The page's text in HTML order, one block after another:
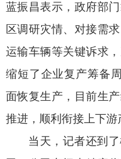
蓝振昌表示，政府部
区调研灾情、对接需
运输车辆等关键诉求
缩短了企业复产筹备
面恢复生产，目前生
推进，顺利衔接上下游
当天，记者还到